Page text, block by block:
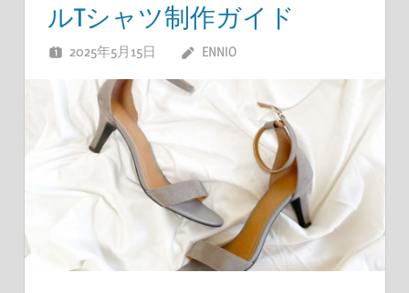
ルTシャツ制作ガイド
2025年5月15日 ENNIO